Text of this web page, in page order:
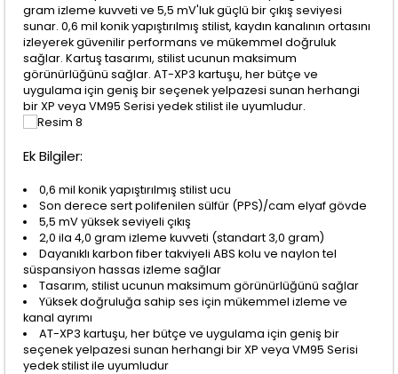
gram izleme kuvveti ve 5,5 mV'luk güçlü bir çıkış seviyesi
sunar. 0,6 mil konik yapıştırılmış stilist, kaydın kanalının ortasını
izleyerek güvenilir performans ve mükemmel doğruluk
sağlar. Kartuş tasarımı, stilist ucunun maksimum
görünürlüğünü sağlar. AT-XP3 kartuşu, her bütçe ve
uygulama için geniş bir seçenek yelpazesi sunan herhangi
bir XP veya VM95 Serisi yedek stilist ile uyumludur.
Ek Bilgiler:
0,6 mil konik yapıştırılmış stilist ucu
Son derece sert polifenilen sülfür (PPS)/cam elyaf gövde
5,5 mV yüksek seviyeli çıkış
2,0 ila 4,0 gram izleme kuvveti (standart 3,0 gram)
Dayanıklı karbon fiber takviyeli ABS kolu ve naylon tel
süspansiyon hassas izleme sağlar
Tasarım, stilist ucunun maksimum görünürlüğünü sağlar
Yüksek doğruluğa sahip ses için mükemmel izleme ve
kanal ayrımı
AT-XP3 kartuşu, her bütçe ve uygulama için geniş bir
seçenek yelpazesi sunan herhangi bir XP veya VM95 Serisi
yedek stilist ile uyumludur